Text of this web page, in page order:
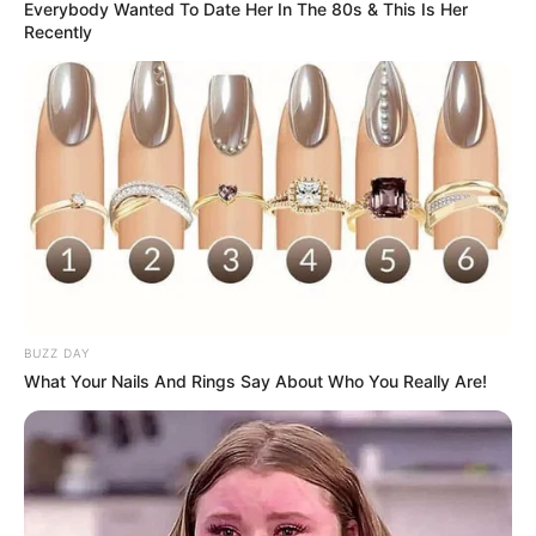
Jestem ojcem i ten serial, obejrzany w towarzystwie moich
dzieci, nastoletniego syna i córki, zrobił na mnie ogromne
wrażenie . To bardzo ważna inicjatywa. Należy zachęcić tak
wielu uczniów, jak tylko się da, do obejrzenia tego serialu” –
Produkcja trafi do szkół, wraz ze
specjalnymi wytycznymi i przewodnikami, które nauczyciele
będą mogli wykorzystać przy naprowadzaniu uczniów na
motywy i najważniejsze tematy poruszane w serialu.
Dojrzewanieuchwyciło nastrój całego narodu i dało
początek ważnej dyskusji, która może pomóc w wyrażeniu
presji, jaką wywiera na dzieciach i ich rodzinach współczesne
społeczeństwo” – dodała Anne Mensah, odpowiadająca w
Netfliksie za treści realizowane w Wielkiej Brytanii.
Everybody Wanted To Date Her In The 80s & This Is Her
Recently
BUZZ DAY
What Your Nails And Rings Say About Who You Really Are!